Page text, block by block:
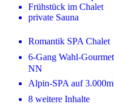
Frühstück im Chalet
private Sauna
Romantik SPA Chalet
6-Gang Wahl-
NN
Alpin-SPA auf
8 weitere Inhalte